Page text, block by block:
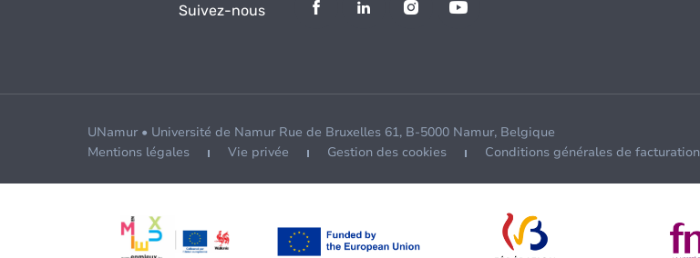
Suivez-nous
UNamur • Université de Namur Rue de Bruxelles 61, B-5000 Namur, Belgique
Mentions légales
Vie privée Gestion des cookies Conditions générales de facturation